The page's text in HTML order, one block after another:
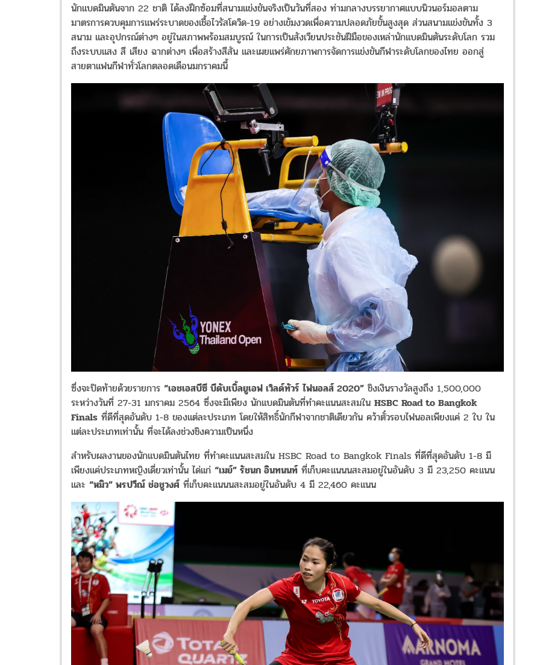
นักแบดมินตันจาก 22 ชาติ ได้ลงฝึกซ้อมที่สนามแข่งขันจริงเป็นวันที่สอง ท่ามกลางบรรยากาศแบบนิวนอร์มอลตาม
มาตรการควบคุมการแพร่ระบาดของเชื้อไวรัสโควิด-19 อย่างเข้มงวดเพื่อความปลอดภัยขั้นสูงสุด ส่วนสนามแข่งขันทั้ง 3
สนาม และอุปกรณ์ต่างๆ อยู่ในสภาพพร้อมสมบูรณ์ ในการเป็นสังเวียนประชันฝีมือของเหล่านักแบดมินตันระดับโลก รวม
ถึงระบบแสง สี เสียง ฉากต่างๆ เพื่อสร้างสีสัน และเผยแพร่ศักยภาพการจัดการแข่งขันกีฬาระดับโลกของไทย ออกสู่
สายตาแฟนกีฬาทั่วโลกตลอดเดือนมกราคมนี้
ซึ่งจะปิดท้ายด้วยรายการ “เอชเอสบีซี บีดับเบิ้ลยูเอฟ เวิลด์ทัวร์ ไฟนอลส์ 2020” ชิงเงินรางวัลสูงถึง 1,500,000
ระหว่างวันที่ 27-31 มกราคม 2564 ซึ่งจะมีเพียง นักแบดมินตันที่ทำคะแนนสะสมใน HSBC Road to Bangkok
Finals ที่ดีที่สุดอันดับ 1-8 ของแต่ละประเภท โดยให้สิทธิ์นักกีฬาจากชาติเดียวกัน คว้าตั๋วรอบไฟนอลเพียงแค่ 2 ใบ ใน
แต่ละประเภทเท่านั้น ที่จะได้ลงช่วงชิงความเป็นหนึ่ง
สำหรับผลงานของนักแบดมินตันไทย ที่ทำคะแนนสะสมใน HSBC Road to Bangkok Finals ที่ดีที่สุดอันดับ 1-8 มี
เพียงแค่ประเภทหญิงเดี่ยวเท่านั้น ได่แก่ “เมย์” รัชนก อินทนนท์ ที่เก็บคะแนนนสะสมอยู่ในอันดับ 3 มี 23,250 คะแนน
และ “หมิว” พรปวีณ์ ช่อชูวงศ์ ที่เก็บคะแนนนสะสมอยู่ในอันดับ 4 มี 22,460 คะแนน